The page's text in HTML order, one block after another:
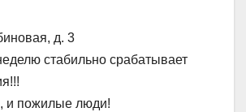
д. 3
стабильно срабатывает
и пожилые люди!